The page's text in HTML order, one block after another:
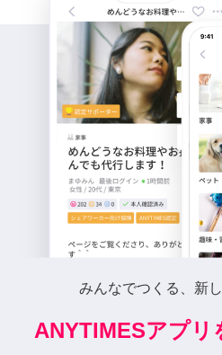
みんなでつくる、新
ANYTIMESアプリ